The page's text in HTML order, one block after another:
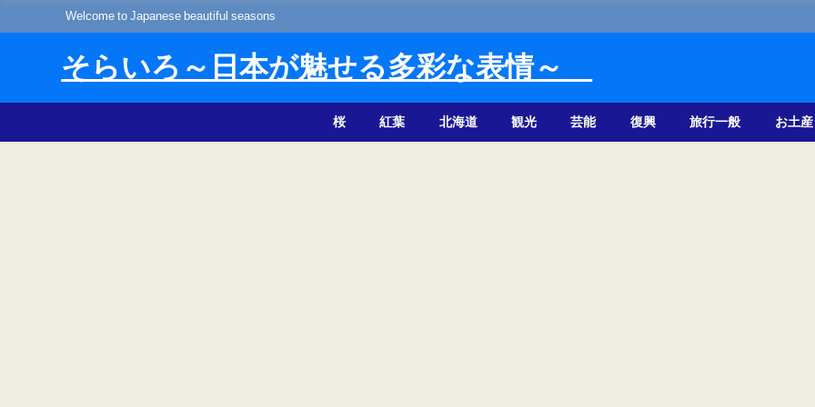
Welcome to Japanese beautiful seasons
そらいろ～日本が魅せる多彩な表情～
桜 紅葉 北海道 観光 芸能 復興 旅行一般 お土